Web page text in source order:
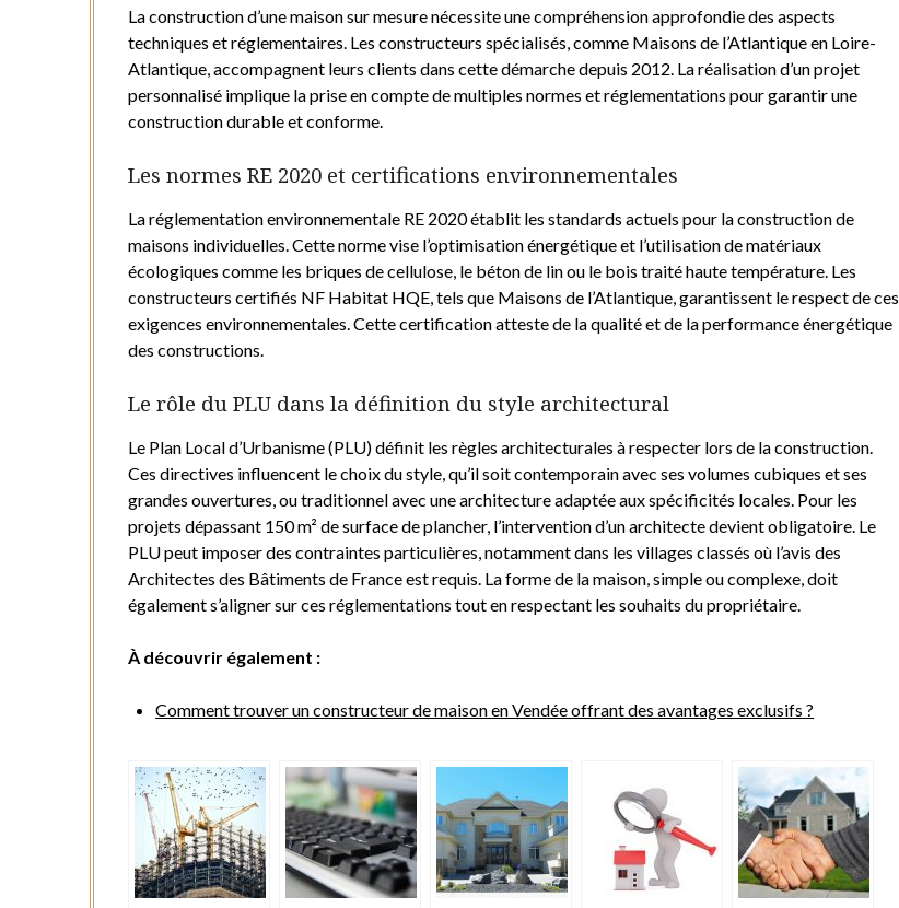
La construction d’une maison sur mesure nécessite une compréhension approfondie des aspects
techniques et réglementaires. Les constructeurs spécialisés, comme Maisons de l’Atlantique en Loire-
Atlantique, accompagnent leurs clients dans cette démarche depuis 2012. La réalisation d’un projet
personnalisé implique la prise en compte de multiples normes et réglementations pour garantir une
construction durable et conforme.
Les normes RE 2020 et certifications environnementales
La réglementation environnementale RE 2020 établit les standards actuels pour la construction de
maisons individuelles. Cette norme vise l’optimisation énergétique et l’utilisation de matériaux
écologiques comme les briques de cellulose, le béton de lin ou le bois traité haute température. Les
constructeurs certifiés NF Habitat HQE, tels que Maisons de l’Atlantique, garantissent le respect de ces
exigences environnementales. Cette certification atteste de la qualité et de la performance énergétique
des constructions.
Le rôle du PLU dans la définition du style architectural
Le Plan Local d’Urbanisme (PLU) définit les règles architecturales à respecter lors de la construction.
Ces directives influencent le choix du style, qu’il soit contemporain avec ses volumes cubiques et ses
grandes ouvertures, ou traditionnel avec une architecture adaptée aux spécificités locales. Pour les
projets dépassant 150 m² de surface de plancher, l’intervention d’un architecte devient obligatoire. Le
PLU peut imposer des contraintes particulières, notamment dans les villages classés où l’avis des
Architectes des Bâtiments de France est requis. La forme de la maison, simple ou complexe, doit
également s’aligner sur ces réglementations tout en respectant les souhaits du propriétaire.
À découvrir également :
Comment trouver un constructeur de maison en Vendée offrant des avantages exclusifs ?